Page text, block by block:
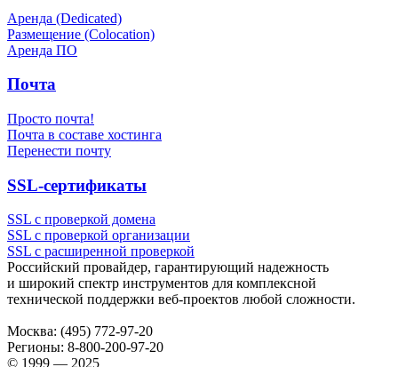
Аренда (Dedicated)
Размещение (Colocation)
Аренда ПО
Почта
Просто почта!
Почта в составе хостинга
Перенести почту
SSL-сертификаты
SSL с проверкой домена
SSL с проверкой организации
SSL с расширенной проверкой
Российский провайдер, гарантирующий надежность
и широкий спектр инструментов для комплексной
технической поддержки веб-проектов любой сложности.
Москва: (495) 772-97-20
Регионы: 8-800-200-97-20
© 1999 — 2025